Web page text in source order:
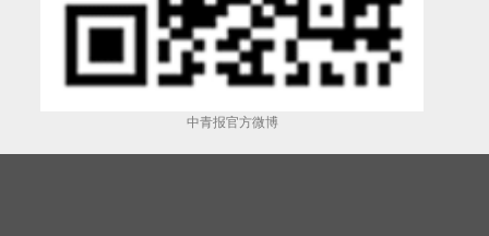
中青报官方微博